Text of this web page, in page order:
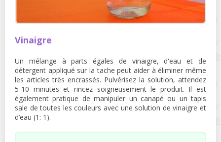
Vinaigre
Un mélange à parts égales de vinaigre, d'eau et de
détergent appliqué sur la tache peut aider à éliminer même
les articles très encrassés. Pulvérisez la solution, attendez
5-10 minutes et rincez soigneusement le produit. Il est
également pratique de manipuler un canapé ou un tapis
sale de toutes les couleurs avec une solution de vinaigre et
d’eau (1: 1).